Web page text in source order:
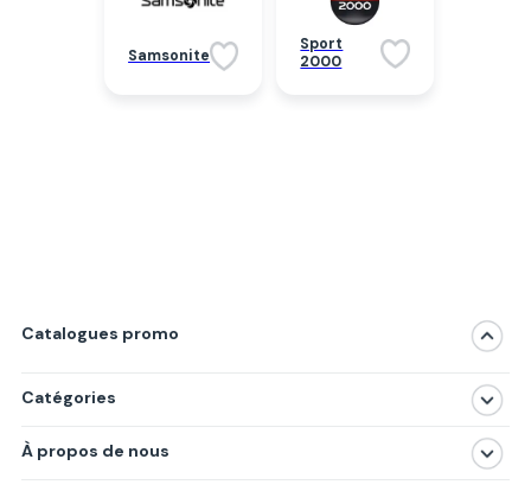
Samsonite
Sport
2000
Catalogues promo
Catégories
Produits
À propos de nous